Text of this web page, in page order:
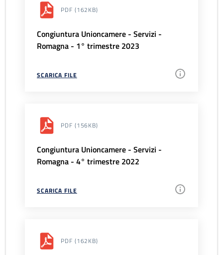
PDF (162KB)
Congiuntura Unioncamere - Servizi -
Romagna - 1° trimestre 2023
SCARICA FILE
PDF (156KB)
Congiuntura Unioncamere - Servizi -
Romagna - 4° trimestre 2022
SCARICA FILE
PDF (162KB)